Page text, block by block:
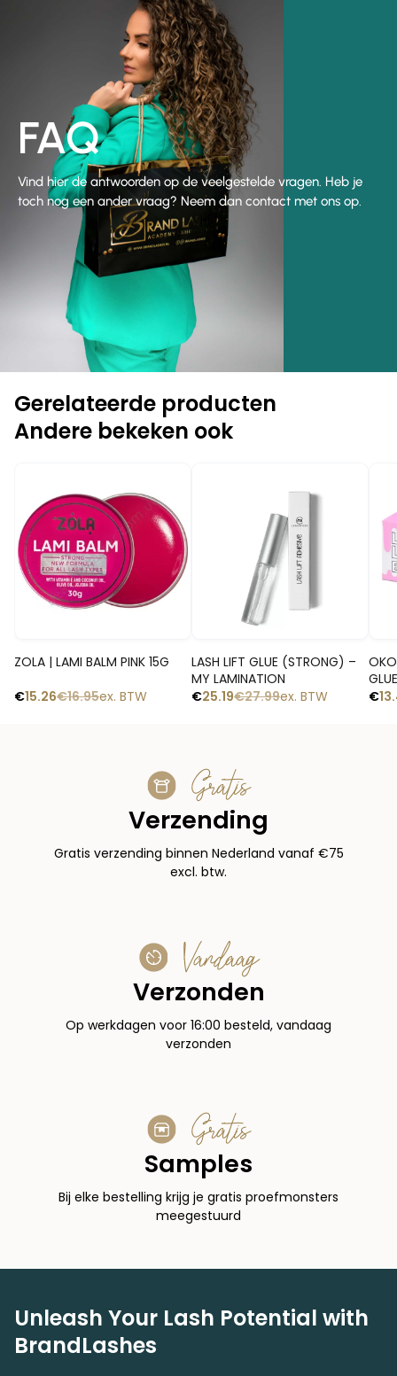
FAQ
Vind hier de antwoorden op de veelgestelde vragen. Heb je
toch nog een ander vraag? Neem dan contact met ons op.
Gerelateerde producten
Andere bekeken ook
ZOLA | LAMI BALM PINK 15G
€16.95
€15.26 ex. BTW
Snelle blik
LASH LIFT GLUE (STRONG) –
MY LAMINATION
€27.99
€25.19 ex. BTW
€
Gratis
Verzending
Gratis verzending binnen Nederland vanaf €75
excl. btw.
Vandaag
Verzonden
Op werkdagen voor 16:00 besteld, vandaag
verzonden
Gratis
Samples
Bij elke bestelling krijg je gratis proefmonsters
meegestuurd
Unleash Your Lash Potential with
BrandLashes